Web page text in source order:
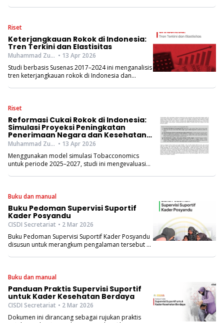
Riset
Keterjangkauan Rokok di Indonesia:
Tren Terkini dan Elastisitas
Muhammad Zulfiqar Firdaus, Fariza Zahra Kamilah, Beladenta Amalia, Aufia Espressivo, I Dewa Gede Karma Wisana • 13 Apr 2026
Studi berbasis Susenas 2017–2024 ini menganalisis
tren keterjangkauan rokok di Indonesia dan
Riset
Reformasi Cukai Rokok di Indonesia:
Simulasi Proyeksi Peningkatan
Penerimaan Negara dan Kesehatan
Masyarakat
Muhammad Zulfiqar Firdaus, Fariza Zahra Kamilah, Beladenta Amalia, Aufia Espressivo, I Dewa Gede Karma Wisana • 13 Apr 2026
Menggunakan model simulasi Tobacconomics
untuk periode 2025–2027, studi ini mengevaluasi
Buku dan manual
Buku Pedoman Supervisi Suportif
Kader Posyandu
CISDI Secretariat • 2 Mar 2026
Buku Pedoman Supervisi Suportif Kader Posyandu
disusun untuk merangkum pengalaman tersebut ke
supervisi suportif.
Buku dan manual
Panduan Praktis Supervisi Suportif
untuk Kader Kesehatan Berdaya
CISDI Secretariat • 2 Mar 2026
Dokumen ini dirancang sebagai rujukan praktis